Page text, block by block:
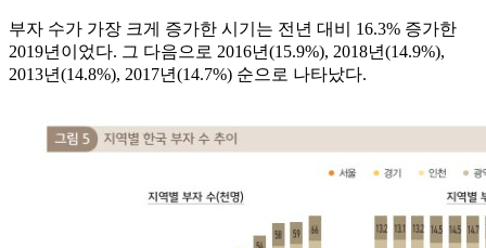
부자 수가 가장 크게 증가한 시기는 전년 대비 16.3% 증가한
2019년이었다. 그 다음으로 2016년(15.9%), 2018년(14.9%),
2013년(14.8%), 2017년(14.7%) 순으로 나타났다.